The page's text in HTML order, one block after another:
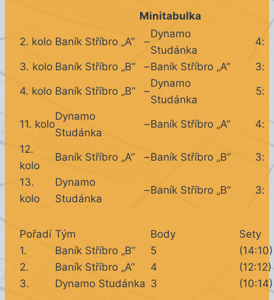
Minitabulka
2. kolo Baník Stříbro „A“ –
Dynamo
Studánka
4:
3. kolo Baník Stříbro „B“ –Baník Stříbro „A“ 3:
4. kolo Baník Stříbro „B“ –
Dynamo
Studánka
5:
11. kolo
Dynamo
Studánka
–Baník Stříbro „A“ 4:
12.
kolo
Baník Stříbro „A“ –Baník Stříbro „B“ 3:
13.
kolo
Dynamo
Studánka
–Baník Stříbro „B“ 3:
Pořadí Tým Body
Sety
1.
Baník Stříbro „B“ 5
(14:10)
2.
Baník Stříbro „A“ 4
(12:12)
3.
Dynamo Studánka 3 (10:14)